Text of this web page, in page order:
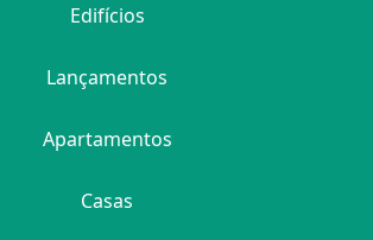
Edifícios
Lançamentos
Apartamentos
Casas